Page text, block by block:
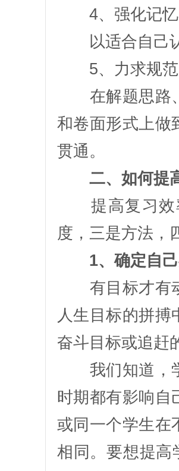
4、强化记忆
以适合自己认
5、力求规范
在解题思路、
和卷面形式上做
贯通。
二、如何提
提高复习效
度，三是方法，
1、确定自
有目标才有动
人生目标的拼
奋斗目标或追赶
我们知道，学
时期都有影响自
或同一个学生在
相同。要想提高